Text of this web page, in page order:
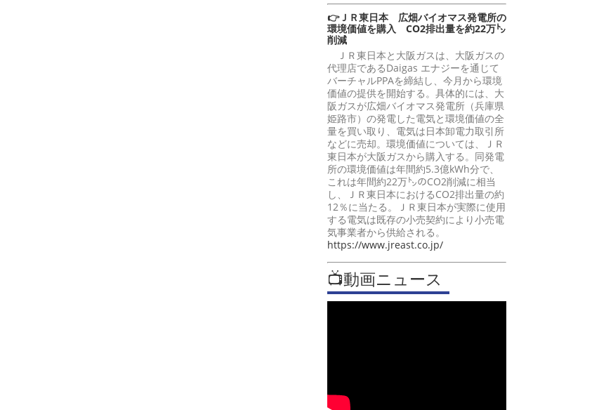
👉ＪＲ東日本 広畑バイオマス発電所の
環境価値を購入 CO2排出量を約22万㌧
削減
ＪＲ東日本と大阪ガスは、大阪ガスの
代理店であるDaigas エナジーを通じて
バーチャルPPAを締結し、今月から環境
価値の提供を開始する。具体的には、大
阪ガスが広畑バイオマス発電所（兵庫県
姫路市）の発電した電気と環境価値の全
量を買い取り、電気は日本卸電力取引所
などに売却。環境価値については、ＪＲ
東日本が大阪ガスから購入する。同発電
所の環境価値は年間約5.3億kWh分で、
これは年間約22万㌧のCO2削減に相当
し、ＪＲ東日本におけるCO2排出量の約
12％に当たる。ＪＲ東日本が実際に使用
する電気は既存の小売契約により小売電
気事業者から供給される。
https://www.jreast.co.jp/
📺動画ニュース